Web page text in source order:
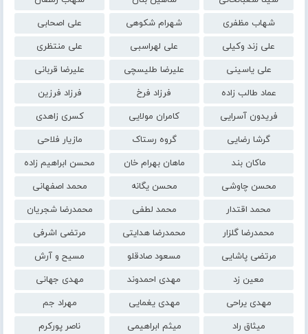
شهاب مظفری
شهرام شکوهی
علی اصحابی
علی زند وکیلی
علی لهراسبی
علی منتظری
علی یاسینی
علیرضا طلیسچی
علیرضا قربانی
عماد طالب زاده
فرزاد فرخ
فرزاد فرزین
فریدون آسرایی
کامران مولایی
کسری زاهدی
گرشا رضایی
گروه رستاک
مازیار فلاحی
ماکان بند
ماهان بهرام خان
محسن ابراهیم زاده
محسن چاوشی
محسن یگانه
محمد اصفهانی
محمد اقتدار
محمد لطفی
محمدرضا شجریان
محمدرضا گلزار
محمدرضا هدایتی
مرتضی اشرفی
مرتضی پاشایی
مسعود صادقلو
مسیح و آرش
معین زد
مهدی احمدوند
مهدی جهانی
مهدی یراحی
مهدی یغمایی
مهراد جم
میثاق راد
میثم ابراهیمی
ناصر پورکرم